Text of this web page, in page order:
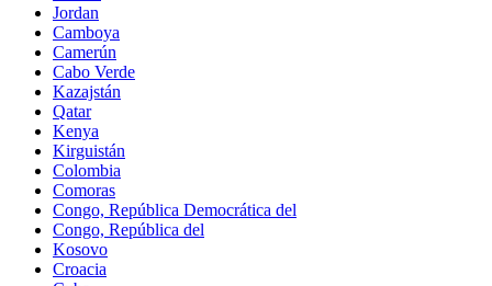
Jordan
Camboya
Camerún
Cabo Verde
Kazajstán
Qatar
Kenya
Kirguistán
Colombia
Comoras
Congo, República Democrática del
Congo, República del
Kosovo
Croacia